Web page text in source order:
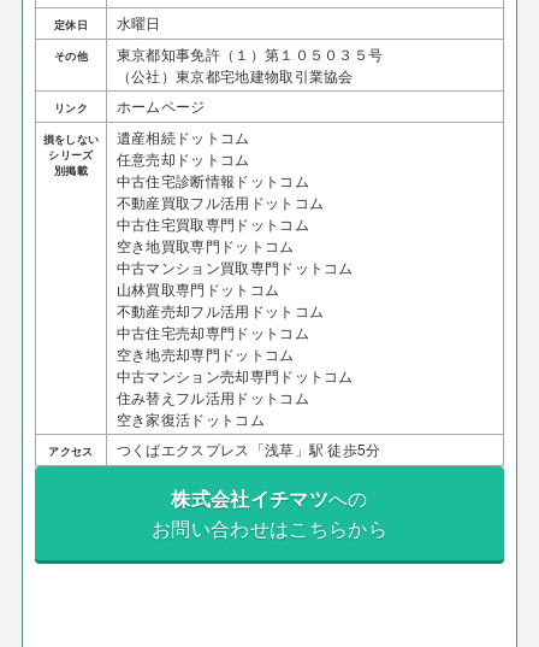
定休日 水曜日
その他
東京都知事免許（１）第１０５０３５号
（公社）東京都宅地建物取引業協会
リンク ホームページ
損をしない
シリーズ
別掲載
遺産相続ドットコム
任意売却ドットコム
中古住宅診断情報ドットコム
不動産買取フル活用ドットコム
中古住宅買取専門ドットコム
空き地買取専門ドットコム
中古マンション買取専門ドットコム
山林買取専門ドットコム
不動産売却フル活用ドットコム
中古住宅売却専門ドットコム
空き地売却専門ドットコム
中古マンション売却専門ドットコム
住み替えフル活用ドットコム
空き家復活ドットコム
アクセス つくばエクスプレス「浅草」駅 徒歩5分
株式会社イチマツへの
お問い合わせはこちらから